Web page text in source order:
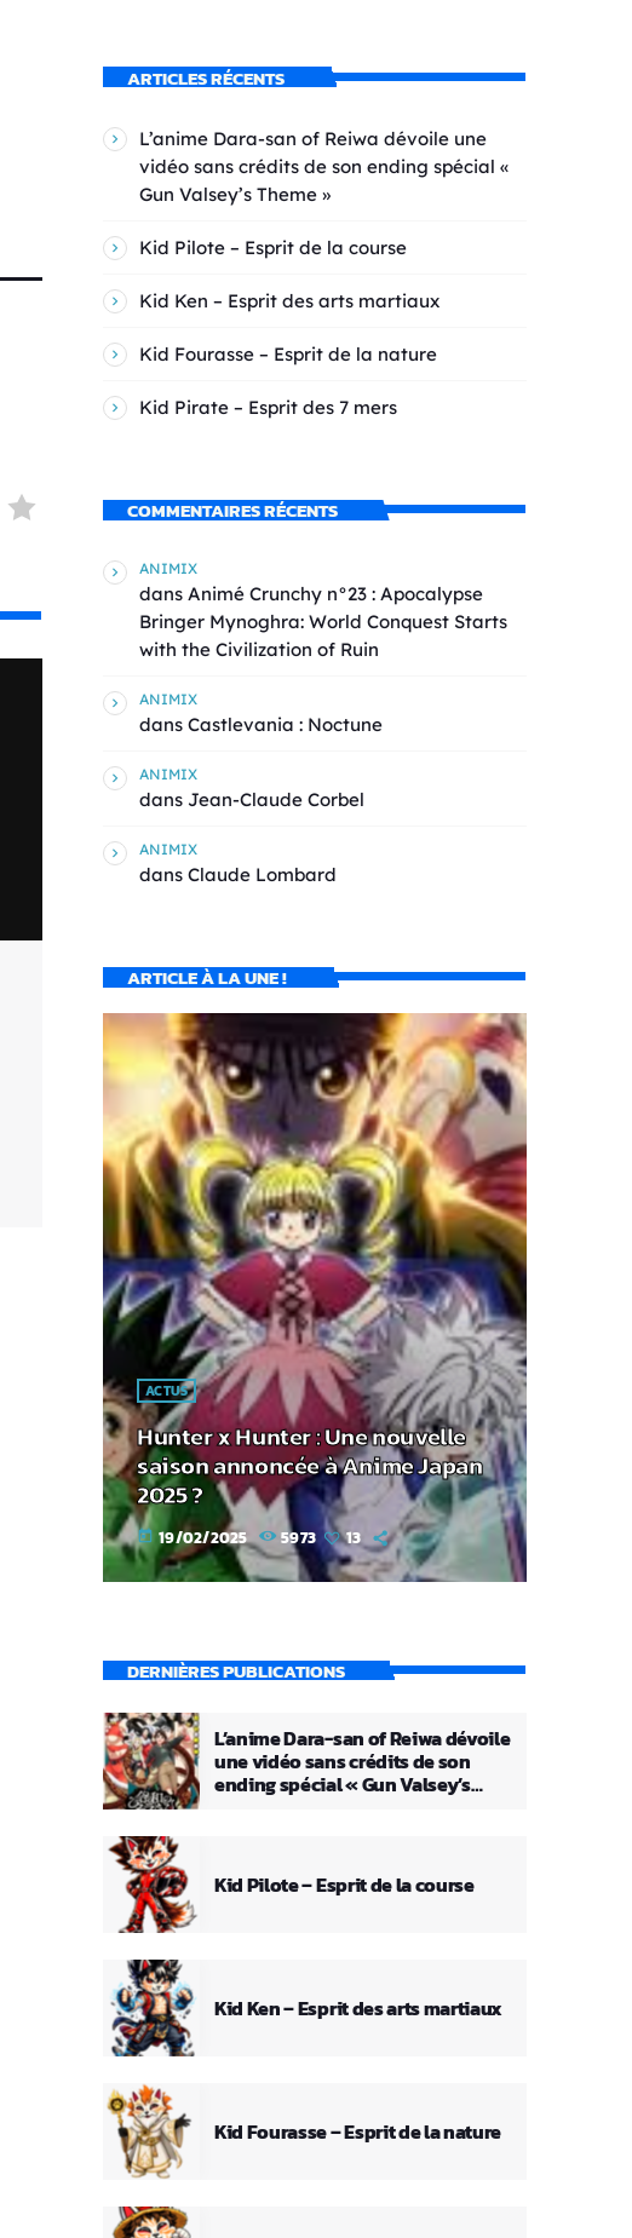
ARTICLES RÉCENTS
L’anime Dara-san of Reiwa dévoile une
vidéo sans crédits de son ending spécial «
Gun Valsey’s Theme »
Kid Pilote – Esprit de la course
Kid Ken – Esprit des arts martiaux
Kid Fourasse – Esprit de la nature
Kid Pirate – Esprit des 7 mers
COMMENTAIRES RÉCENTS
ANIMIX
dans Animé Crunchy n°23 : Apocalypse
Bringer Mynoghra: World Conquest Starts
with the Civilization of Ruin
ANIMIX
dans Castlevania : Noctune
ANIMIX
dans Jean-Claude Corbel
ANIMIX
dans Claude Lombard
ARTICLE À LA UNE !
ACTUS
Hunter x Hunter : Une nouvelle
saison annoncée à Anime Japan
2025 ?
today 19/02/2025 5973 13
DERNIÈRES PUBLICATIONS
L’anime Dara-san of Reiwa dévoile
une vidéo sans crédits de son
ending spécial « Gun Valsey’s
Kid Pilote – Esprit de la course
Kid Ken – Esprit des arts martiaux
Kid Fourasse – Esprit de la nature